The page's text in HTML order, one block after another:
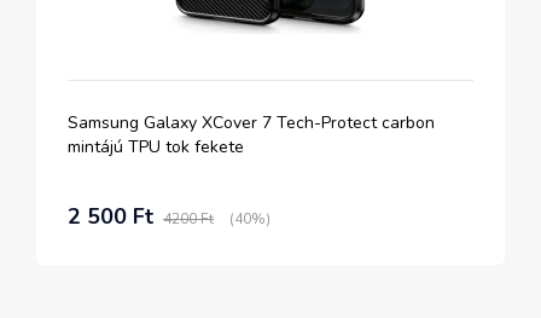
Samsung Galaxy XCover 7 Tech-Protect carbon
mintájú TPU tok fekete
2 500 Ft 4200 Ft (40%)